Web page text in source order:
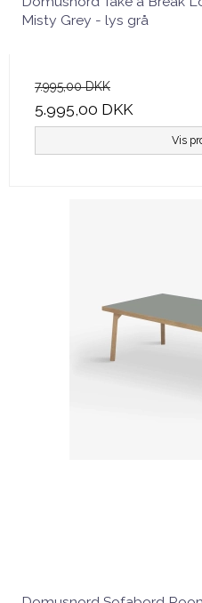
Misty Grey - lys grå
7.995,00 DKK
5.995,00 DKK
Vis